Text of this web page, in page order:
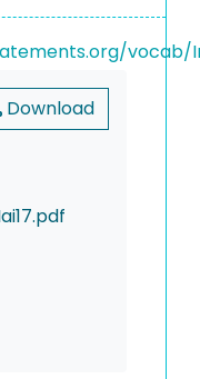
vocab/
Download